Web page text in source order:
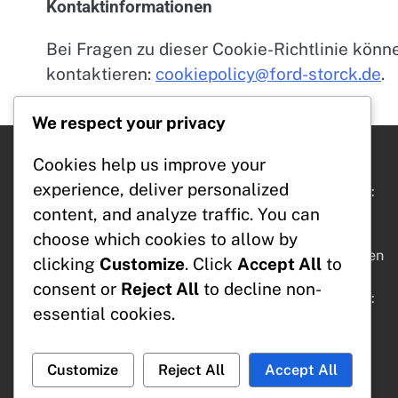
Kontaktinformationen
Bei Fragen zu dieser Cookie-Richtlinie
kontaktieren: cookiepolicy@ford-storck.de.
Neueste Beiträge
Erwachsene Premium-Leder-Baseballhandschuhe:
Handwerkskunst, Haltbarkeit, Marke
Adult First Base Mitt: Design, Passform, Material
Empfehlungen zur Größe von Baseballhandschuhen
für Anfänger: Alter, Position, Komfort
Erweiterte Auswahl der Baseballhandschuhgröße:
Persönliche Vorliebe, Position, Marke
Einlaufen, Leistung, Preis
We respect your privacy
Cookies help us improve your
experience, deliver personalized
content, and analyze traffic. You can
choose which cookies to allow by
clicking Customize. Click Accept All to
consent or Reject All to decline non-
essential cookies.
Customize Reject All Accept All